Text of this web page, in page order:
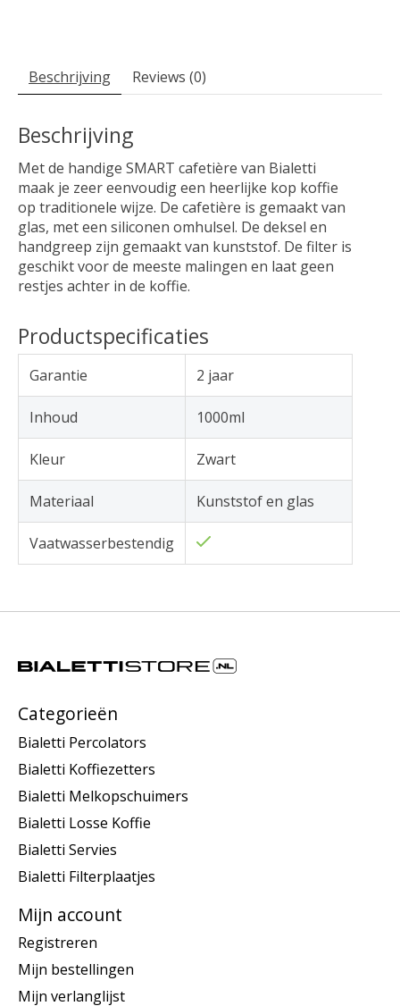
Beschrijving Reviews (0)
Beschrijving
Met de handige SMART cafetière van Bialetti
maak je zeer eenvoudig een heerlijke kop koffie
op traditionele wijze. De cafetière is gemaakt van
glas, met een siliconen omhulsel. De deksel en
handgreep zijn gemaakt van kunststof. De filter is
geschikt voor de meeste malingen en laat geen
restjes achter in de koffie.
Productspecificaties
Garantie 2 jaar
Inhoud 1000ml
Kleur Zwart
Materiaal Kunststof en glas
Vaatwasserbestendig
Categorieën
Bialetti Percolators
Bialetti Koffiezetters
Bialetti Melkopschuimers
Bialetti Losse Koffie
Bialetti Servies
Bialetti Filterplaatjes
Mijn account
Registreren
Mijn bestellingen
Mijn verlanglijst